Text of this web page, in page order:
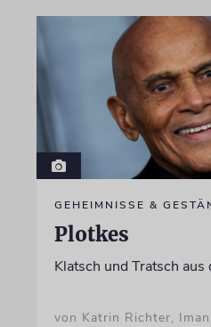
GEHEIMNISSE &
Plotkes
Klatsch und Tratsch
von Katrin Richter,